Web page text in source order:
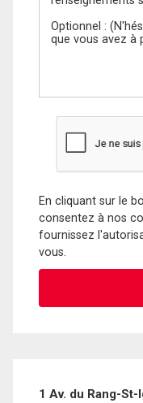
En cliquant sur le
consentez à nos
fournissez
vous.
1 Av. du Rang-